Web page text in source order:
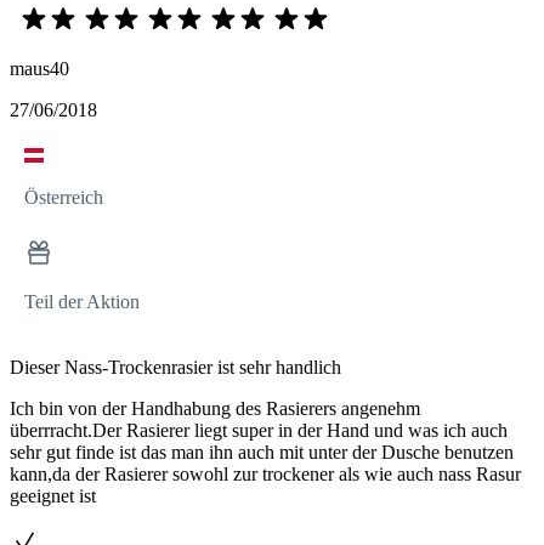
maus40
27/06/2018
Österreich
Teil der Aktion
Dieser Nass-Trockenrasier ist sehr handlich
Ich bin von der Handhabung des Rasierers angenehm
überrracht.Der Rasierer liegt super in der Hand und was ich auch
sehr gut finde ist das man ihn auch mit unter der Dusche benutzen
kann,da der Rasierer sowohl zur trockener als wie auch nass Rasur
geeignet ist